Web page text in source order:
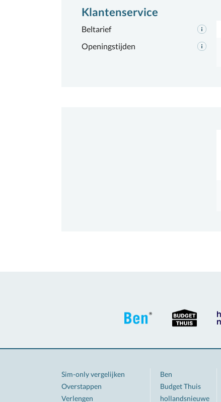
Klantenservice
Beltarief
Openingstijden
Sim-only vergelijken
Overstappen
Verlengen
Ben
Budget Thuis
hollandsnieuwe